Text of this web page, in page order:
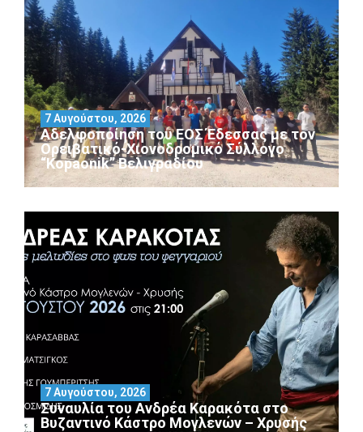
Αδελφοποίηση του ΕΟΣ Έδεσσας με τον
Ορειβατικό-Χιονοδρομικό Σύλλογο
“Kopaonik” Βελιγραδίου
7 Αυγούστου, 2026
Συναυλία του Ανδρέα Καρακότα στο
Βυζαντινό Κάστρο Μογλενών – Χρυσής
7 Αυγούστου, 2026